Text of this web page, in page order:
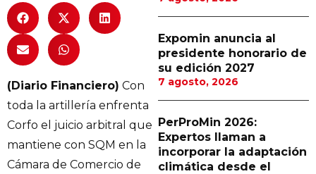
(Diario Financiero) Con
toda la artillería enfrenta
Corfo el juicio arbitral que
mantiene con SQM en la
Cámara de Comercio de
Expomin anuncia al
presidente honorario de
su edición 2027
7 agosto, 2026
PerProMin 2026:
Expertos llaman a
incorporar la adaptación
climática desde el